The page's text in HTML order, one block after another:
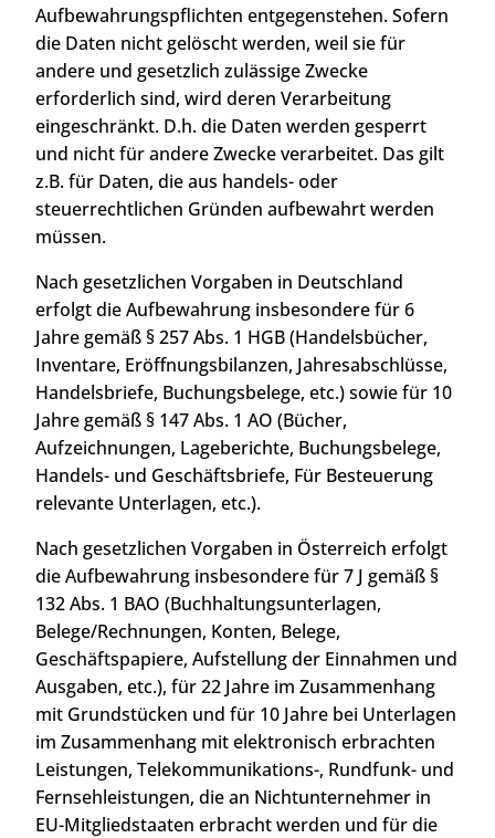
Aufbewahrungspflichten entgegenstehen. Sofern
die Daten nicht gelöscht werden, weil sie für
andere und gesetzlich zulässige Zwecke
erforderlich sind, wird deren Verarbeitung
eingeschränkt. D.h. die Daten werden gesperrt
und nicht für andere Zwecke verarbeitet. Das gilt
z.B. für Daten, die aus handels- oder
steuerrechtlichen Gründen aufbewahrt werden
müssen.
Nach gesetzlichen Vorgaben in Deutschland
erfolgt die Aufbewahrung insbesondere für 6
Jahre gemäß § 257 Abs. 1 HGB (Handelsbücher,
Inventare, Eröffnungsbilanzen, Jahresabschlüsse,
Handelsbriefe, Buchungsbelege, etc.) sowie für 10
Jahre gemäß § 147 Abs. 1 AO (Bücher,
Aufzeichnungen, Lageberichte, Buchungsbelege,
Handels- und Geschäftsbriefe, Für Besteuerung
relevante Unterlagen, etc.).
Nach gesetzlichen Vorgaben in Österreich erfolgt
die Aufbewahrung insbesondere für 7 J gemäß §
132 Abs. 1 BAO (Buchhaltungsunterlagen,
Belege/Rechnungen, Konten, Belege,
Geschäftspapiere, Aufstellung der Einnahmen und
Ausgaben, etc.), für 22 Jahre im Zusammenhang
mit Grundstücken und für 10 Jahre bei Unterlagen
im Zusammenhang mit elektronisch erbrachten
Leistungen, Telekommunikations-, Rundfunk- und
Fernsehleistungen, die an Nichtunternehmer in
EU-Mitgliedstaaten erbracht werden und für die